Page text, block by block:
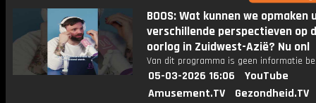
BOOS: Wat kunnen we opmaken
verschillende perspectieven op
oorlog in Zuidwest-Azië? Nu onl
Van dit programma is geen informatie
05-03-2026 16:06
YouTube
Amusement.TV
Gezondheid.TV